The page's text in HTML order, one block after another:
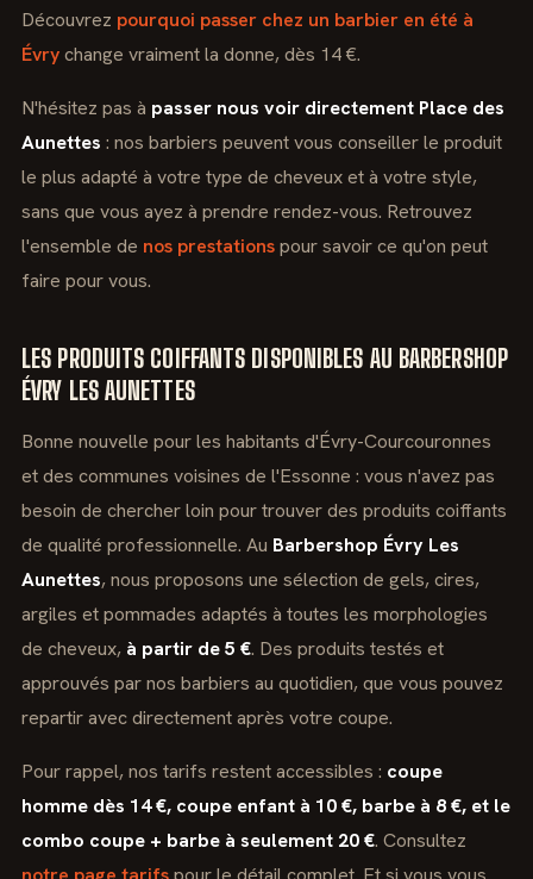
Découvrez pourquoi passer chez un barbier en été à
Évrychange vraiment la donne, dès 14 €.
N'hésitez pas à passer nous voir directement Place des
Aunettes : nos barbiers peuvent vous conseiller le produit
le plus adapté à votre type de cheveux et à votre style,
sans que vous ayez à prendre rendez-vous. Retrouvez
l'ensemble de nos prestationspour savoir ce qu'on peut
faire pour vous.
LES PRODUITS COIFFANTS DISPONIBLES AU BARBERSHOP
ÉVRY LES AUNETTES
Bonne nouvelle pour les habitants d'Évry-Courcouronnes
et des communes voisines de l'Essonne : vous n'avez pas
besoin de chercher loin pour trouver des produits coiffants
de qualité professionnelle. Au Barbershop Évry Les
Aunettes, nous proposons une sélection de gels, cires,
argiles et pommades adaptés à toutes les morphologies
de cheveux, à partir de 5 €. Des produits testés et
approuvés par nos barbiers au quotidien, que vous pouvez
repartir avec directement après votre coupe.
Pour rappel, nos tarifs restent accessibles : coupe
homme dès 14 €, coupe enfant à 10 €, barbe à 8 €, et le
combo coupe + barbe à seulement 20 €. Consultez